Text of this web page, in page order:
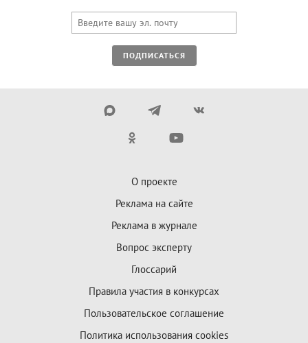
ПОДПИСАТЬСЯ
О проекте
Реклама на сайте
Реклама в журнале
Вопрос эксперту
Глоссарий
Правила участия в конкурсах
Пользовательское соглашение
Политика использования cookies